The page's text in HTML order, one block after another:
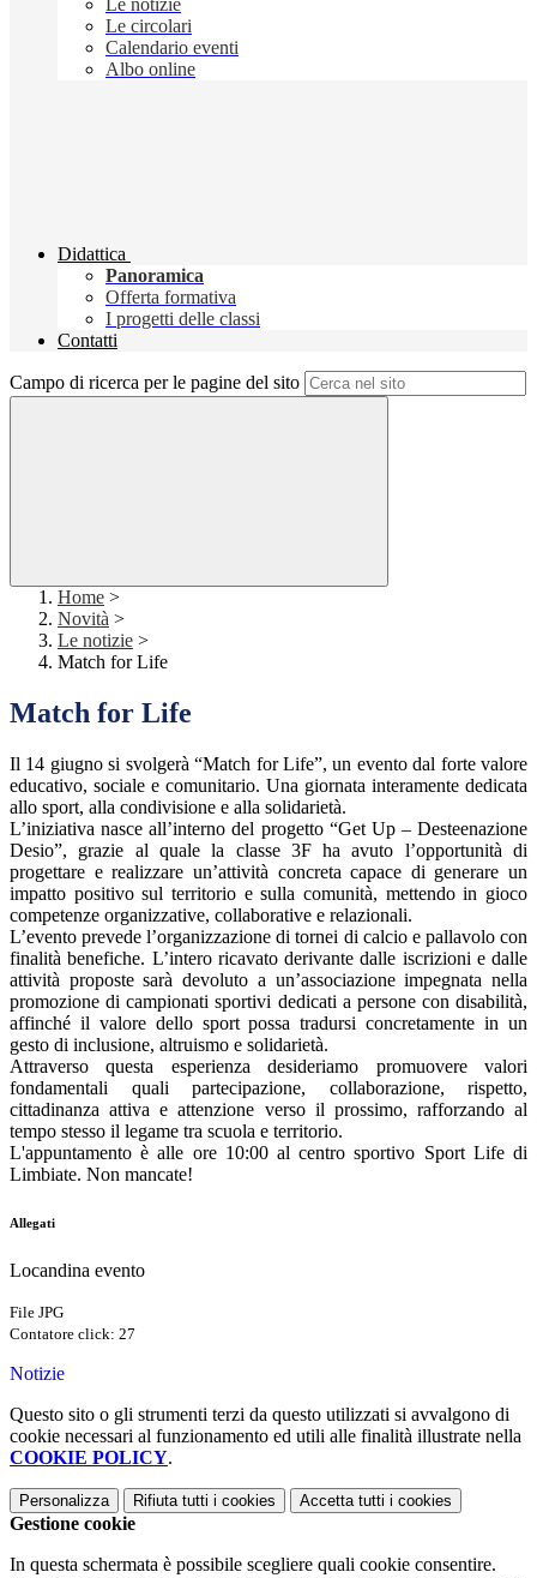
Le notizie
Le circolari
Calendario eventi
Albo online
Didattica
Panoramica
Offerta formativa
I progetti delle classi
Contatti
Campo di ricerca per le pagine del sito
Home >
Novità >
Le notizie >
Match for Life
Match for Life
Il 14 giugno si svolgerà “Match for Life”, un evento dal forte valore
educativo, sociale e comunitario. Una giornata interamente dedicata
allo sport, alla condivisione e alla solidarietà.
L’iniziativa nasce all’interno del progetto “Get Up – Desteenazione
Desio”, grazie al quale la classe 3F ha avuto l’opportunità di
progettare e realizzare un’attività concreta capace di generare un
impatto positivo sul territorio e sulla comunità, mettendo in gioco
competenze organizzative, collaborative e relazionali.
L’evento prevede l’organizzazione di tornei di calcio e pallavolo con
finalità benefiche. L’intero ricavato derivante dalle iscrizioni e dalle
attività proposte sarà devoluto a un’associazione impegnata nella
promozione di campionati sportivi dedicati a persone con disabilità,
affinché il valore dello sport possa tradursi concretamente in un
gesto di inclusione, altruismo e solidarietà.
Attraverso questa esperienza desideriamo promuovere valori
fondamentali quali partecipazione, collaborazione, rispetto,
cittadinanza attiva e attenzione verso il prossimo, rafforzando al
tempo stesso il legame tra scuola e territorio.
L'appuntamento è alle ore 10:00 al centro sportivo Sport Life di
Limbiate. Non mancate!
Allegati
Locandina evento
File JPG
Contatore click: 27
Notizie
Questo sito o gli strumenti terzi da questo utilizzati si avvalgono di
cookie necessari al funzionamento ed utili alle finalità illustrate nella
COOKIE POLICY.
Personalizza Rifiuta tutti i cookies Accetta tutti i cookies
Gestione cookie
In questa schermata è possibile scegliere quali cookie consentire.